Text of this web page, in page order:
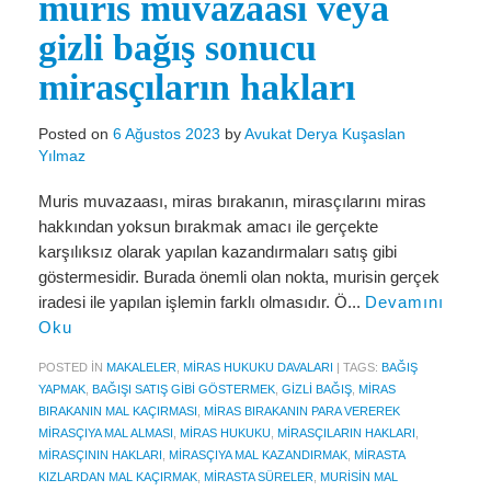
Miras Hukuku
İcra Ve İflas Hukuku
Gayrimenkul hukuku
Ticaret Hukuku
Basında Derya Kuşaslan
HESAPLAMA ARAÇLARI
İhbar Tazminatı Hesaplama
Kıdem Tazminatı Hesaplama
Fazla Mesai Hesaplama
İşsizlik Maaşı Hesaplama
muris muvazaası veya
gizli bağış sonucu
mirasçıların hakları
Posted on 6 Ağustos 2023 byAvukat Derya Kuşaslan
Yılmaz
Muris muvazaası, miras bırakanın, mirasçılarını miras
hakkından yoksun bırakmak amacı ile gerçekte
karşılıksız olarak yapılan kazandırmaları satış gibi
göstermesidir. Burada önemli olan nokta, murisin gerçek
iradesi ile yapılan işlemin farklı olmasıdır. Ö... Devamını
Oku
POSTED IN MAKALELER MIRAS HUKUKU DAVALARI | TAGS: BAĞIŞ
YAPMAK BAĞIŞI SATIŞ GIBI GÖSTERMEK GIZLI BAĞIŞ MIRAS
BIRAKANIN MAL KAÇIRMASI MIRAS BIRAKANIN PARA VEREREK
MIRASÇIYA MAL ALMASI MIRAS HUKUKU MIRASÇILARIN HAKLARI
MIRASÇININ HAKLARI MIRASÇIYA MAL KAZANDIRMAK MIRASTA
KIZLARDAN MAL KAÇIRMAK MIRASTA SÜRELER MURISIN MAL